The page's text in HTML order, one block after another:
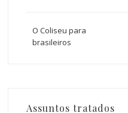
O Coliseu para
brasileiros
Assuntos tratados